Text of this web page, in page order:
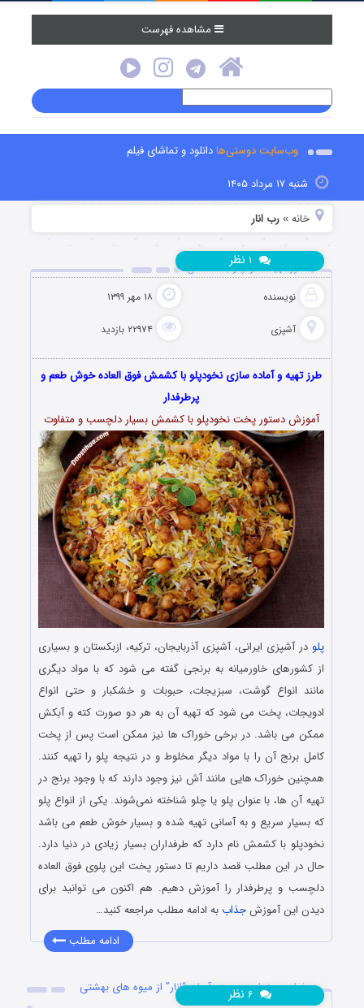
مشاهده فهرست
وب‌سایت دوستی‌هادانلود و تماشای فیلم
شنبه ۱۷ مرداد ۱۴۰۵
خانه »رب انار
طرز تهیه نخودپلو با کشمش
نویسنده ۱۸ مهر ۱۳۹۹
آشپزی ۲۲۹۷۴ بازدید
نظر
طرز تهیه و آماده سازی نخودپلو با کشمش فوق العاده خوش طعم و
پرطرفدار
آموزش دستور پخت نخودپلو با کشمش بسیار دلچسب و متفاوت
پلو در آشپزی ایرانی، آشپزی آذربایجان، ترکیه، ازبکستان و بسیاری
از کشورهای خاورمیانه به برنجی گفته می ‌شود که با مواد دیگری
مانند انواع گوشت، سبزیجات، حبوبات و خشکبار و حتی انواع
ادویجات، پخت می ‌شود که تهیه آن به هر دو صورت کته و آبکش
ممکن می باشد. در برخی خوراک‌ ها نیز ممکن است پس از پخت
کامل برنج آن را با مواد دیگر مخلوط و در نتیجه پلو را تهیه کنند.
همچنین خوراک‌ هایی مانند آش نیز وجود دارند که با وجود برنج در
تهیه آن ها، با عنوان پلو یا چلو شناخته نمی‌شوند. یکی از انواع پلو
که بسیار سریع و به آسانی تهیه شده و بسیار خوش طعم می باشد
نخودپلو با کشمش نام دارد که طرفداران بسیار زیادی در دنیا دارد.
حال در این مطلب قصد داریم تا دستور پخت این پلوی فوق العاده
دلچسب و پرطرفدار را آموزش دهیم. هم اکنون می توانید برای
دیدن این آموزشجذاب به ادامه مطلب مراجعه کنید…
ادامه مطلب
فواید و خواص معجزه آسای “انار” از میوه های بهشتی
۶ نظر